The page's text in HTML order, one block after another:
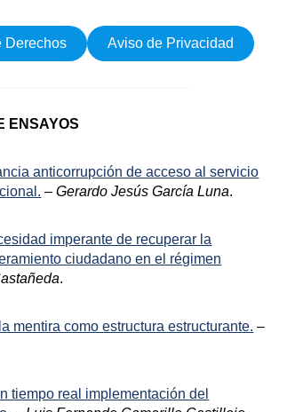
Derechos Aviso de Privacidad
ENSAYOS
anticorrupción de acceso al servicio
–Gerardo Jesús García Luna.
imperante de recuperar la
ciudadano en el régimen
.
mentira como estructura estructurante. –
tiempo real implementación del